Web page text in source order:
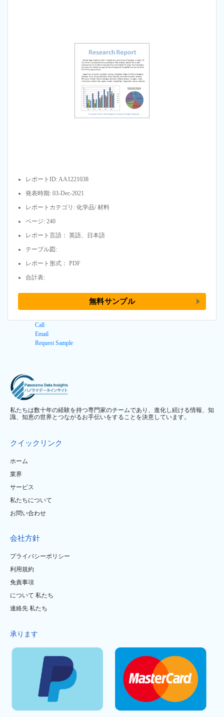
レポートID: AA1221038
発表時期: 03-Dec-2021
レポートカテゴリ: 化学品/ 材料
ページ: 240
レポート言語： 英語、日本語
テーブル図:
レポート形式： PDF
合計表:
無料サンプル
Call
Email
Request Sample
私たちは数十年の経験を持つ専門家のチームであり、進化し続ける情報、知
識、知恵の世界とつながるお手伝いをすることを決意しています。
クイックリンク
ホーム
業界
サービス
私たちについて
お問い合わせ
会社方針
プライバシーポリシー
利用規約
免責事項
について 私たち
連絡先 私たち
承ります